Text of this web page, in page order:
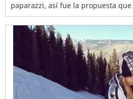
paparazzi, así fue la propuesta